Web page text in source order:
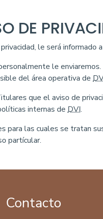
DE
le será informado
le enviaremos.
del área operativa de
que el aviso de
internas de DVI.
para las cuales se tratan
partícular.
Contacto